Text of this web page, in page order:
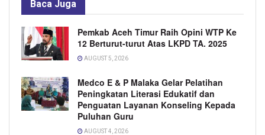
Baca Juga
Pemkab Aceh Timur Raih Opini WTP Ke
12 Berturut-turut Atas LKPD TA. 2025
AUGUST 5, 2026
Medco E & P Malaka Gelar Pelatihan
Peningkatan Literasi Edukatif dan
Penguatan Layanan Konseling Kepada
Puluhan Guru
AUGUST 4, 2026